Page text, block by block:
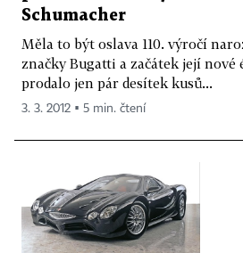
Schumacher
Měla to být oslava 110. výročí
značky Bugatti a začátek její nové
prodalo jen pár desítek kusů...
3. 3. 2012 ▪ 5 min. čtení